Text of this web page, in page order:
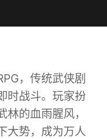
，传统武侠剧
时战斗。玩家扮
的血雨腥风，
大势，成为万人